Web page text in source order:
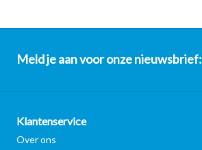
Meld je aan voor onze nieuwsbrief:
Klantenservice
Over ons